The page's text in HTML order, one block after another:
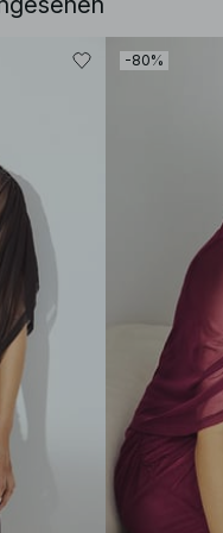
-80%